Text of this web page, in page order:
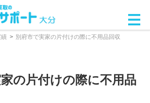
別府市で実家の片付けの際に不用品回収
の片付けの際に不用品